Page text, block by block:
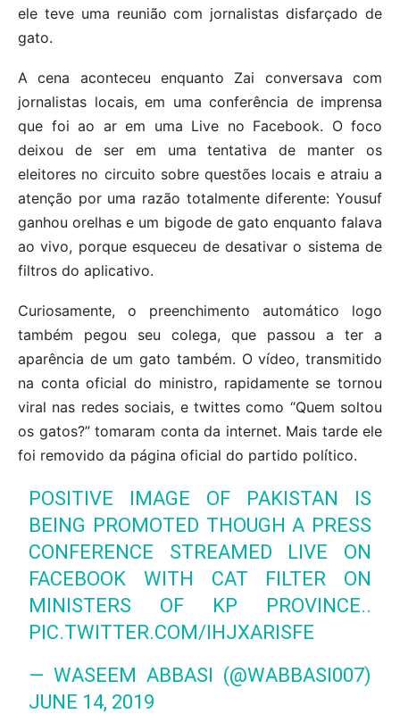
ele teve uma reunião com jornalistas disfarçado de
gato.
A cena aconteceu enquanto Zai conversava com
jornalistas locais, em uma conferência de imprensa
que foi ao ar em uma Live no Facebook. O foco
deixou de ser em uma tentativa de manter os
eleitores no circuito sobre questões locais e atraiu a
atenção por uma razão totalmente diferente: Yousuf
ganhou orelhas e um bigode de gato enquanto falava
ao vivo, porque esqueceu de desativar o sistema de
filtros do aplicativo.
Curiosamente, o preenchimento automático logo
também pegou seu colega, que passou a ter a
aparência de um gato também. O vídeo, transmitido
na conta oficial do ministro, rapidamente se tornou
viral nas redes sociais, e twittes como “Quem soltou
os gatos?” tomaram conta da internet. Mais tarde ele
foi removido da página oficial do partido político.
POSITIVE IMAGE OF PAKISTAN IS
BEING PROMOTED THOUGH A PRESS
CONFERENCE STREAMED LIVE ON
FACEBOOK WITH CAT FILTER ON
MINISTERS OF KP PROVINCE..
PIC.TWITTER.COM/IHJXARISFE
— WASEEM ABBASI (@WABBASI007)
JUNE 14, 2019